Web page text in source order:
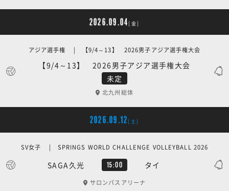
2026.09.04 [金]
未定
【9/4～13】 2026男子アジア選手権大会
アジア選手権 | 【9/4～13】 2026男子アジア選手権大会
北九州総体
2026.09.12 [土]
SAGA久光 15:00 タイ
SV女子 | SPRINGS WORLD CHALLENGE VOLLEYBALL 2026
サロンパスアリーナ